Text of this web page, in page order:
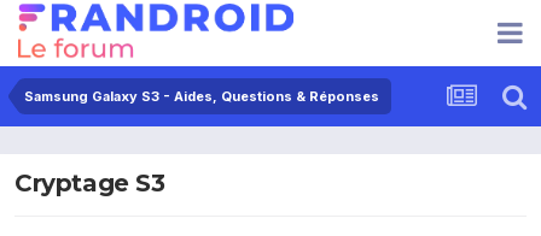
Samsung Galaxy S3 - Aides, Questions & Réponses
Cryptage S3